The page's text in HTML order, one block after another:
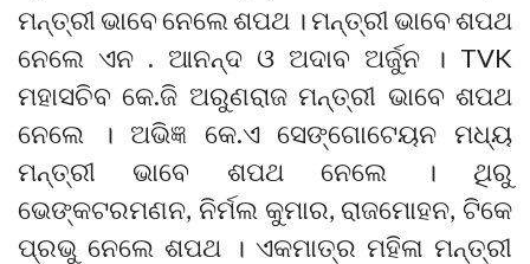
ମନ୍ତ୍ରୀ ଭାବେ ନେଲେ ଶପଥ । ମନ୍ତ୍ରୀ ଭାବେ ଶପଥ
ନେଲେ ଏନ . ଆନନ୍ଦ ଓ ଅଦାବ ଅର୍ଜୁନ । TVK
ମହାସଚିବ କେ.ଜି ଅରୁଣରାଜ ମନ୍ତ୍ରୀ ଭାବେ ଶପଥ
ନେଲେ । ଅଭିଜ୍ଞ କେ.ଏ ସେଙ୍ଗୋଟେୟନ ମଧ୍ୟ
ମନ୍ତ୍ରୀ ଭାବେ ଶପଥ ନେଲେ । ଥିରୁ
ଭେଙ୍କଟରମଣନ, ନିର୍ମଲ କୁମାର, ରାଜମୋହନ, ଟିକେ
ପ୍ରଭୁ ନେଲେ ଶପଥ । ଏକମାତ୍ର ମହିଳା ମନ୍ତ୍ରୀ